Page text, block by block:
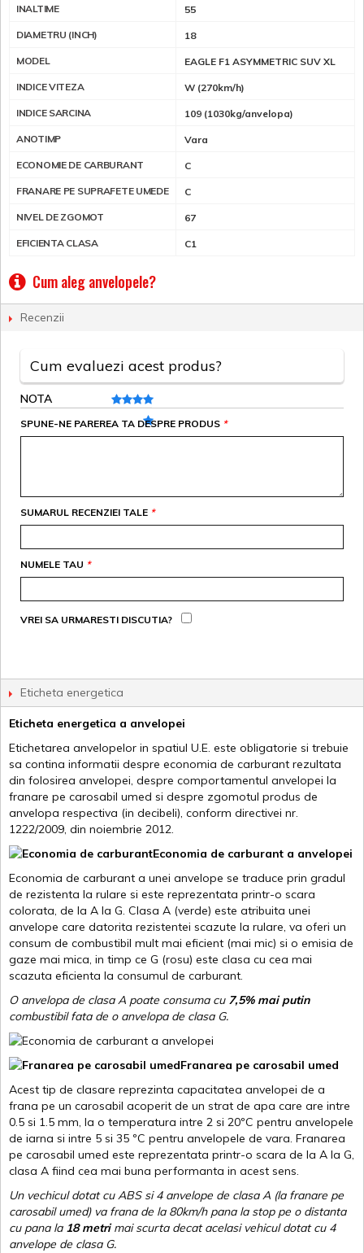
INALTIME 55
DIAMETRU (INCH) 18
MODEL EAGLE F1 ASYMMETRIC SUV XL
INDICE VITEZA W (270km/h)
INDICE SARCINA 109 (1030kg/anvelopa)
ANOTIMP Vara
ECONOMIE DE CARBURANT C
FRANARE PE SUPRAFETE UMEDE C
NIVEL DE ZGOMOT 67
EFICIENTA CLASA C1
Cum aleg anvelopele?
Recenzii
Cum evaluezi acest produs?
NOTA
*
SPUNE-NE PAREREA TA DESPRE PRODUS
*
SUMARUL RECENZIEI TALE
*
NUMELE TAU
VREI SA URMARESTI DISCUTIA?
Eticheta energetica
Eticheta energetica a anvelopei
Etichetarea anvelopelor in spatiul U.E. este obligatorie si trebuie
sa contina informatii despre economia de carburant rezultata
din folosirea anvelopei, despre comportamentul anvelopei la
franare pe carosabil umed si despre zgomotul produs de
anvelopa respectiva (in decibeli), conform directivei nr.
1222/2009, din noiembrie 2012.
Economia de carburant a anvelopei
Economia de carburant a unei anvelope se traduce prin gradul
de rezistenta la rulare si este reprezentata printr-o scara
colorata, de la A la G. Clasa A (verde) este atribuita unei
anvelope care datorita rezistentei scazute la rulare, va oferi un
consum de combustibil mult mai eficient (mai mic) si o emisia de
gaze mai mica, in timp ce G (rosu) este clasa cu cea mai
scazuta eficienta la consumul de carburant.
O anvelopa de clasa A poate consuma cu 7,5% mai putin
combustibil fata de o anvelopa de clasa G.
Franarea pe carosabil umed
Acest tip de clasare reprezinta capacitatea anvelopei de a
frana pe un carosabil acoperit de un strat de apa care are intre
0.5 si 1.5 mm, la o temperatura intre 2 si 20ºC pentru anvelopele
de iarna si intre 5 si 35 ºC pentru anvelopele de vara. Franarea
pe carosabil umed este reprezentata printr-o scara de la A la G,
clasa A fiind cea mai buna performanta in acest sens.
Un vechicul dotat cu ABS si 4 anvelope de clasa A (la franare pe
carosabil umed) va frana de la 80km/h pana la stop pe o distanta
cu pana la 18 metrimai scurta decat acelasi vehicul dotat cu 4
anvelope de clasa G.